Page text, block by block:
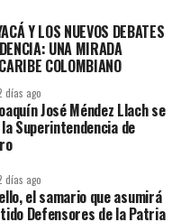
Y LOS NUEVOS DEBATES
UNA MIRADA
COLOMBIANO
días ago
José Méndez Llach se
Superintendencia de
días ago
el samario que asumirá
Defensores de la Patria